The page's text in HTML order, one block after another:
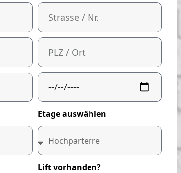
Etage auswählen
Lift vorhanden?